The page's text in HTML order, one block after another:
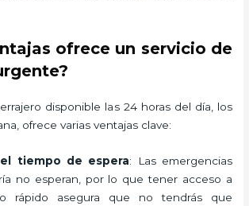
ofrece un servicio de
disponible las 24 horas del día, los
ofrece varias ventajas clave:
el tiempo de espera: Las emergencias
no esperan, por lo que tener acceso a
rápido asegura que no tendrás que